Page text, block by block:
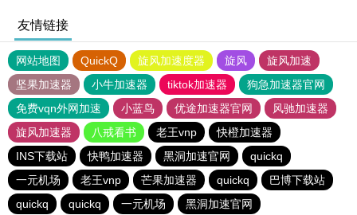
友情链接
网站地图 QuickQ 旋风加速度器 旋风
旋风加速
坚果加速器
小牛加速器 tiktok加速器
狗急加速器官网
免费vqn外网加速
小蓝鸟 优途加速器官网
风驰加速器
旋风加速器
八戒看书 老王vnp
快橙加速器
INS下载站
快鸭加速器 黑洞加速官网
quickq
一元机场
老王vnp 芒果加速器 quickq
巴博下载站
quickq
quickq 一元机场 黑洞加速官网